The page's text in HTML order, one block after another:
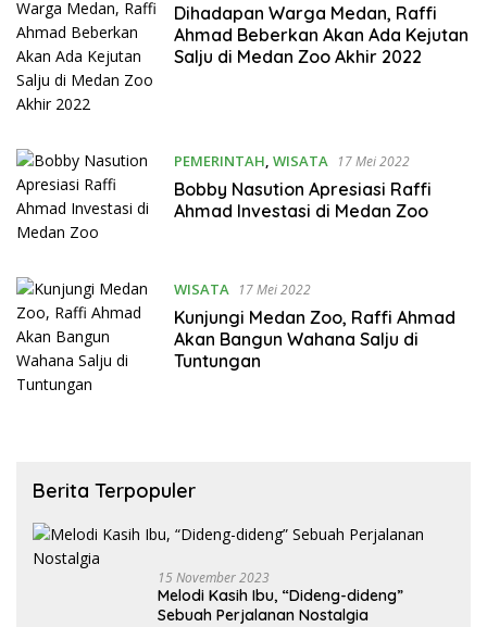
Dihadapan Warga Medan, Raffi
Ahmad Beberkan Akan Ada Kejutan
Salju di Medan Zoo Akhir 2022
PEMERINTAH, WISATA 17 Mei 2022
Bobby Nasution Apresiasi Raffi
Ahmad Investasi di Medan Zoo
WISATA 17 Mei 2022
Kunjungi Medan Zoo, Raffi Ahmad
Akan Bangun Wahana Salju di
Tuntungan
Berita Terpopuler
15 November 2023
Melodi Kasih Ibu, “Dideng-dideng”
Sebuah Perjalanan Nostalgia